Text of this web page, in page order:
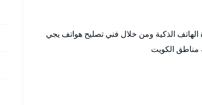
الهاتف الذكية ومن خلال فني تصليح هواتف يجي
مناطق الكويت